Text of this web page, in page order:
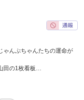
ゃんぷちゃんたちの運命が
田の1枚看板…